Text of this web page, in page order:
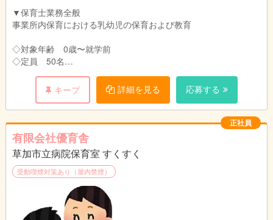
なります
▽諸手当
夜勤手当 1回6,000円 (月2回程度)
残業手当（25％増）／ 深夜手当（25％増）
円）
※ただし、きの子保育室は年末年始に休園あり
社外研修手当（1回6,000円＋交通費）
社内研修手当（1回5,000円＋交通費）
責任者手当あり
・賞与 年2回
・昇給あり
▼夜勤 16:00～翌9:00
【休憩】6時間
※夜勤は月2回程度
24時間保育（医療従事者の勤務体制に対応）
働く医療従事者の子育てを支えるため、24時間
体制で保育を行っています。
▼保育士業務全般
事業所内保育における乳幼児の保育および教育
◇対象年齢 0歳〜就学前
◇定員 50名
病院で働く職員の子育てをサポートする病院併設の院内保育所
平日の日中は、主に0・1・2歳児（未満児）の子どもたちが登園
しています。
異年齢保育を行っており、一人ひとりの育ちを大切にしていま
す。
子どもとの関わりを大切にしたいという気持ちを、スタッフ同士
で共有しながら保育できる職場です。
のびのびと遊べる緩やかなカリキュラムが中心です。
自然や季節の変化にふれながらゆったりと過ごしています。
キープ 詳細を見る 応募する
正社員
有限会社優育舎
草加市立病院保育室 すくすく
受動喫煙対策あり（屋内禁煙）